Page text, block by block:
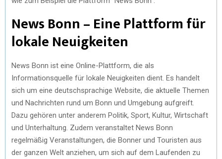
News Bonn – Eine Plattform für
lokale Neuigkeiten
News Bonn ist eine Online-Plattform, die als
Informationsquelle für lokale Neuigkeiten dient. Es handelt
sich um eine deutschsprachige Website, die aktuelle Themen
und Nachrichten rund um Bonn und Umgebung aufgreift.
Dazu gehören unter anderem Politik, Sport, Kultur, Wirtschaft
und Unterhaltung. Zudem veranstaltet News Bonn
regelmäßig Veranstaltungen, die Bonner und Touristen aus
der ganzen Welt anziehen, um sich auf dem Laufenden zu